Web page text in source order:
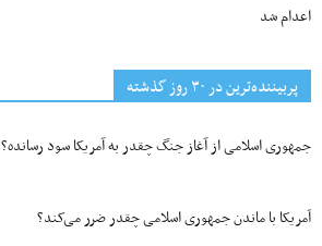
اعدام شد
پربیننده‌ترین‌ در ۳۰ روز گذشته
جمهوری اسلامی از آغاز جنگ چقدر به آمریکا سود رسانده؟
آمریکا با ماندن جمهوری اسلامی چقدر ضرر می‌کند؟